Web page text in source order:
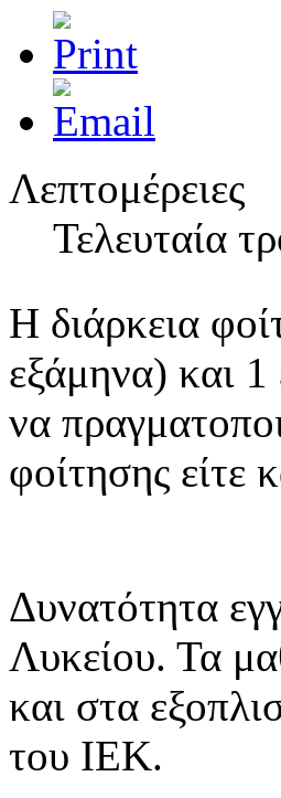
Ημέρα κατά του καπνίσματος
Στις 31 Μαίου ο Δήμος Πρέβεζας σε
Λεπτομέρειες
Τελευταία
Η διάρκεια
εξάμηνα) και
να
φοίτησης είτε
Δυνατότητα
Λυκείου. Τα
και στα
του ΙΕΚ.